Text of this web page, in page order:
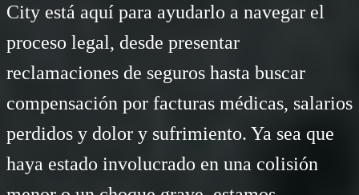
City está aquí para ayudarlo a navegar el
proceso legal, desde presentar
reclamaciones de seguros hasta buscar
compensación por facturas médicas, salarios
perdidos y dolor y sufrimiento. Ya sea que
haya estado involucrado en una colisión